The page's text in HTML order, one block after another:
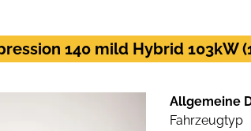
140 mild Hybrid 103kW
Allgemeine
Fahrzeugtyp